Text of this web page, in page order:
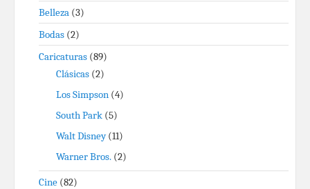
Belleza (3)
Bodas (2)
Caricaturas (89)
Clásicas (2)
Los Simpson (4)
South Park (5)
Walt Disney(11)
Warner Bros. (2)
Cine (82)